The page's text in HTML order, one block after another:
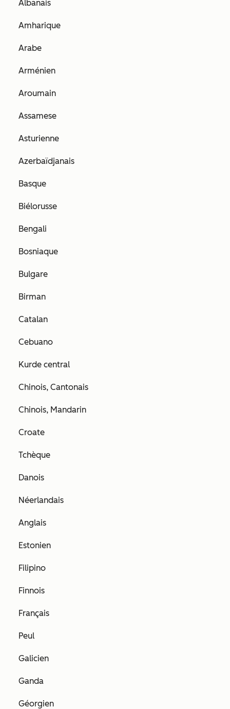
Albanais
Amharique
Arabe
Arménien
Aroumain
Assamese
Asturienne
Azerbaïdjanais
Basque
Biélorusse
Bengali
Bosniaque
Bulgare
Birman
Catalan
Cebuano
Kurde central
Chinois, Cantonais
Chinois, Mandarin
Croate
Tchèque
Danois
Néerlandais
Anglais
Estonien
Filipino
Finnois
Français
Peul
Galicien
Ganda
Géorgien